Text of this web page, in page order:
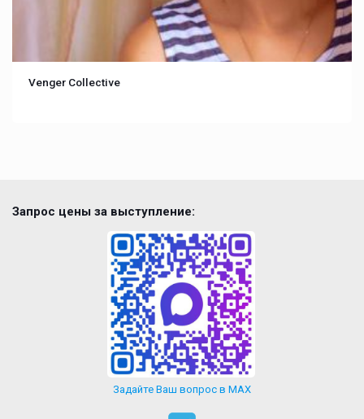
Venger Collective
Запрос цены за выступление:
Задайте Ваш вопрос в MAX